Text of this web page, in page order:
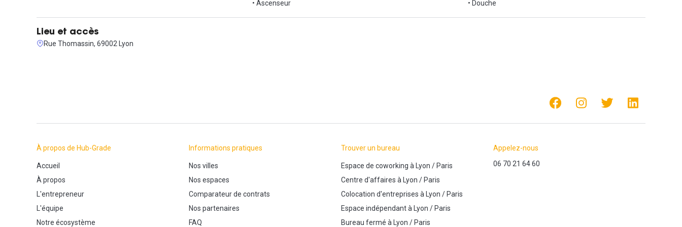
• Ascenseur
• Douche
Lieu et accès
Rue Thomassin, 69002 Lyon
À propos de Hub-Grade
Accueil
À propos
L'entrepreneur
L'équipe
Notre écosystème
Informations pratiques
Nos villes
Nos espaces
Comparateur de contrats
Nos partenaires
FAQ
Trouver un bureau
Espace de coworking à Lyon /Paris
Centre d'affaires à Lyon /Paris
Colocation d'entreprises à Lyon /Paris
Espace indépendantà Lyon /Paris
Bureau fermé à Lyon /Paris
Appelez-nous
06 70 21 64 60